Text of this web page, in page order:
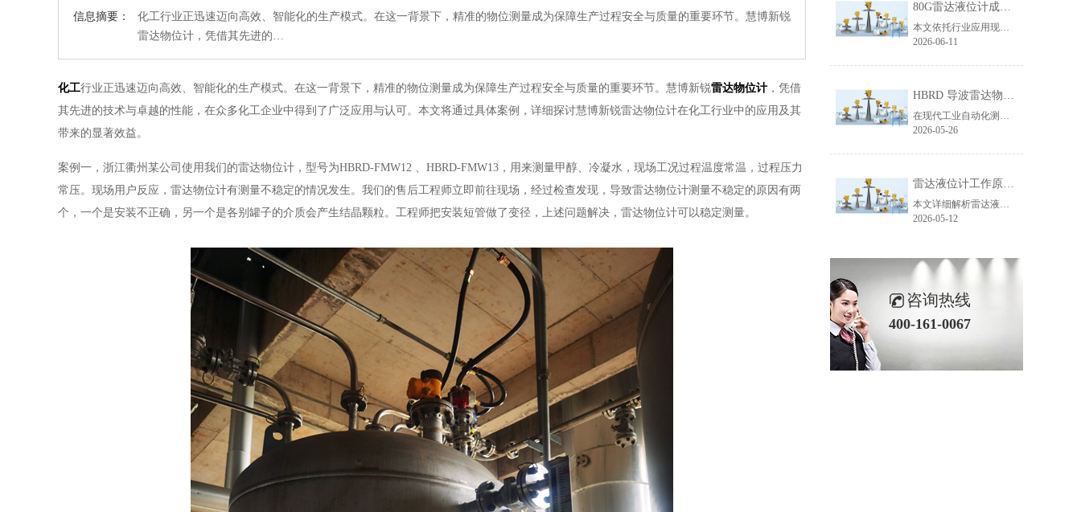
信息摘要：
化工行业正迅速迈向高效、智能化的生产模式。在这一背景下，精准的物位测量成为保障生产过程安全与质量的重要环节。慧博新锐
雷达物位计，凭借其先进的…
化工行业正迅速迈向高效、智能化的生产模式。在这一背景下，精准的物位测量成为保障生产过程安全与质量的重要环节。慧博新锐雷达物位计 ，凭借
其先进的技术与卓越的性能，在众多化工企业中得到了广泛应用与认可。本文将通过具体案例，详细探讨慧博新锐雷达物位计在化工行业中的应用及其
带来的显著效益。
案例一，浙江衢州某公司使用我们的雷达物位计，型号为HBRD-FMW12 、HBRD-FMW13，用来测量甲醇、冷凝水，现场工况过程温度常温，过程压力
常压。现场用户反应，雷达物位计有测量不稳定的情况发生。我们的售后工程师立即前往现场，经过检查发现，导致雷达物位计测量不稳定的原因有两
个，一个是安装不正确，另一个是各别罐子的介质会产生结晶颗粒。工程师把安装短管做了变径，上述问题解决，雷达物位计可以稳定测量。
80G雷达液位计成行业主流！国产雷达液位计五大发展趋势解析
本文依托行业应用现状与技术迭代规律，聚焦80G雷达液位计技术升级核心，从高频迭代普及、数字化智能升级、工况专属定制、一体化结构优化、安全合规升级五大维度，深度拆解国产雷达液位计未来发展趋势，贴合工业选型需求与搜索引擎收录规则，为行业技术升级、设备采购改造提供专业参考。
2026-06-11
HBRD 导波雷达物位计全面介绍、应用场景及核心优势
在现代工业自动化测控领域，物位监测是生产线稳定运行、仓储管理、工艺调控的重要环节。面对粘稠介质、易结晶物料、低介电常数介质、狭小罐体、强腐蚀工况等复杂测量环境，传统液位、料位仪表常常出现测量不准、卡料、失灵、寿命短等问题。而HBRD导波雷达物位计凭借成熟的技术架构与稳定的实测表现，成为工业现场主流的精密物位测量设备。
2026-05-26
雷达液位计工作原理_精准测量储罐液位的方法-毫米级精度保障
本文详细解析雷达液位计精准测量的核心原理、主流技术、关键步骤及应用场景，助力企业了解雷达液位计工作逻辑，选型适配各类储罐测量需求。
2026-05-12
咨询热线
400-161-0067